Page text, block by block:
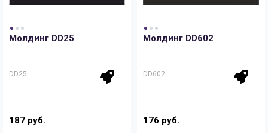
Молдинг DD25
DD25
187 руб.
Молдинг DD602
DD602
176 руб.